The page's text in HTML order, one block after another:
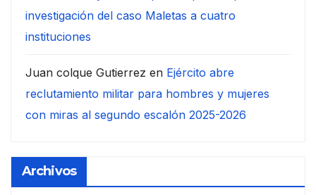
investigación del caso Maletas a cuatro
instituciones
Juan colque Gutierrez en Ejército abre
reclutamiento militar para hombres y mujeres
con miras al segundo escalón 2025-2026
Archivos